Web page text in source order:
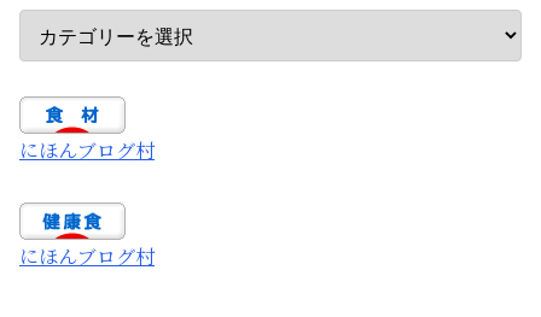
にほんブログ村
にほんブログ村